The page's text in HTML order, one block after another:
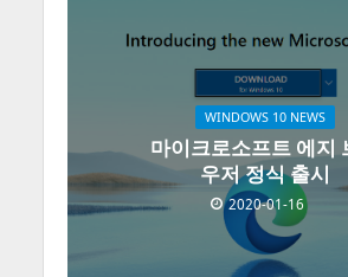
WINDOWS 10 NEWS
마이크로소프트 에지
우저 정식 출시
2020-01-16